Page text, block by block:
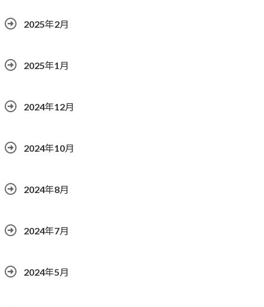
2025年2月
2025年1月
2024年12月
2024年10月
2024年8月
2024年7月
2024年5月